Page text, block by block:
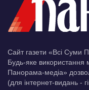
Сайт газети «Всі Суми
Будь-яке використання
Панорама-медіа»
(для інтернет-видань -